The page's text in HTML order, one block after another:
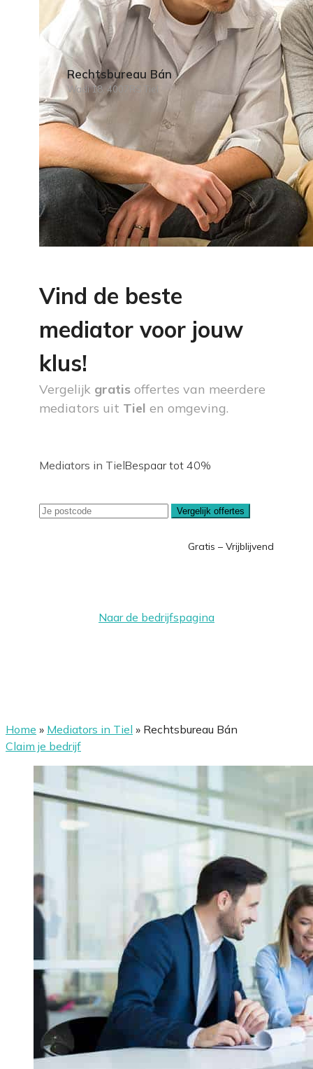
Rechtsbureau Bán
Wadi 18, 4007RS Tiel
Vind de beste
mediator voor jouw
klus!
Vergelijk gratis offertes van meerdere
mediators uit Tiel en omgeving.
Mediators in TielBespaar tot 40%
Vergelijk offertes
Gratis – Vrijblijvend
Naar de bedrijfspagina
Home » Mediators in Tiel » Rechtsbureau Bán
Claim je bedrijf